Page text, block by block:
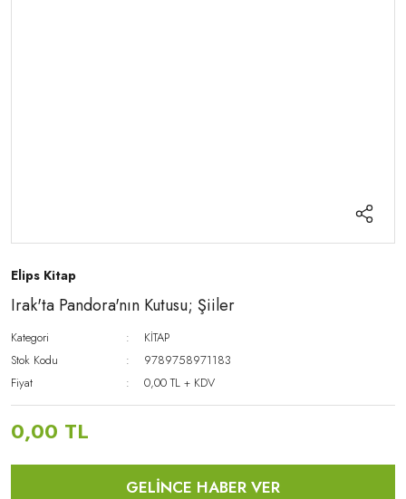
Elips Kitap
Irak'ta Pandora'nın Kutusu; Şiiler
Kategori
KİTAP
Stok Kodu
9789758971183
Fiyat
0,00 TL + KDV
0,00 TL
GELİNCE HABER VER